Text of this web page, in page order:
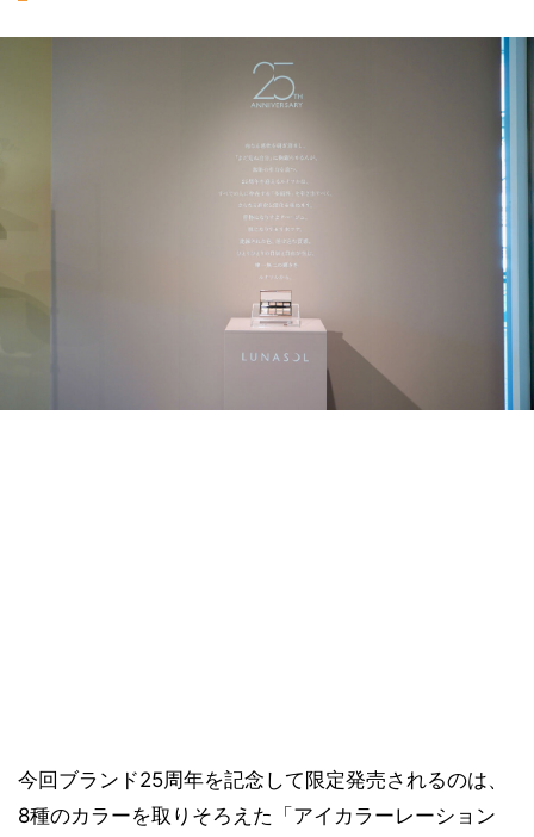
今回ブランド25周年を記念して限定発売されるのは、
8種のカラーを取りそろえた「アイカラーレーション